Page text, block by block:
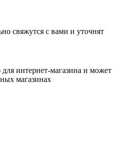
свяжутся с вами и уточнят
интернет-магазина и может
магазинах